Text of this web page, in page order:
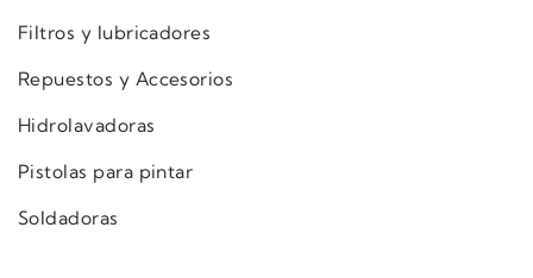
Filtros y lubricadores
Repuestos y Accesorios
Hidrolavadoras
Pistolas para pintar
Soldadoras